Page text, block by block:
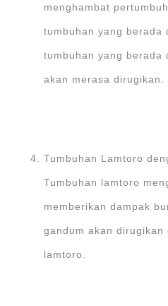
menghambat
tumbuhan yang berada
tumbuhan yang berada
akan merasa dirugikan.
Tumbuhan Lamtoro
Tumbuhan lamtoro
memberikan dampak
gandum akan dirugikan
lamtoro.